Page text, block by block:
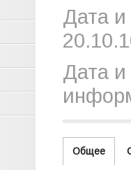
Дата
Дата и
Общее